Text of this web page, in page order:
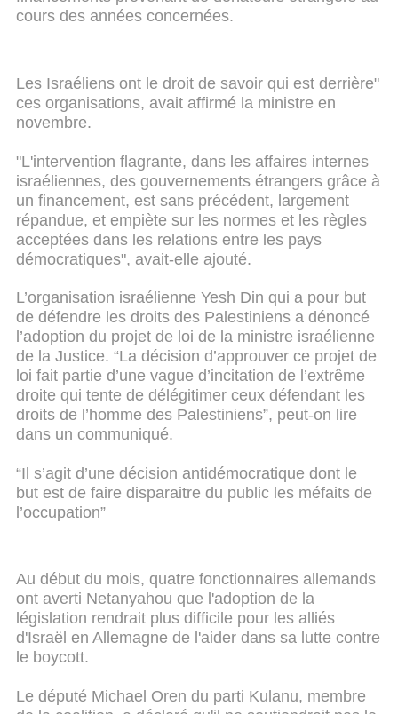
cours des années concernées.
Les Israéliens ont le droit de savoir qui est derrière"
ces organisations, avait affirmé la ministre en
novembre.
"L'intervention flagrante, dans les affaires internes
israéliennes, des gouvernements étrangers grâce à
un financement, est sans précédent, largement
répandue, et empiète sur les normes et les règles
acceptées dans les relations entre les pays
démocratiques", avait-elle ajouté.
L’organisation israélienne Yesh Din qui a pour but
de défendre les droits des Palestiniens a dénoncé
l’adoption du projet de loi de la ministre israélienne
de la Justice. “La décision d’approuver ce projet de
loi fait partie d’une vague d’incitation de l’extrême
droite qui tente de délégitimer ceux défendant les
droits de l’homme des Palestiniens”, peut-on lire
dans un communiqué.
“Il s’agit d’une décision antidémocratique dont le
but est de faire disparaitre du public les méfaits de
l’occupation”
Au début du mois, quatre fonctionnaires allemands
ont averti Netanyahou que l'adoption de la
législation rendrait plus difficile pour les alliés
d'Israël en Allemagne de l'aider dans sa lutte contre
le boycott.
Le député Michael Oren du parti Kulanu, membre